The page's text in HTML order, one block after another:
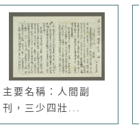
主要名稱：人間副
刊，三少四壯...